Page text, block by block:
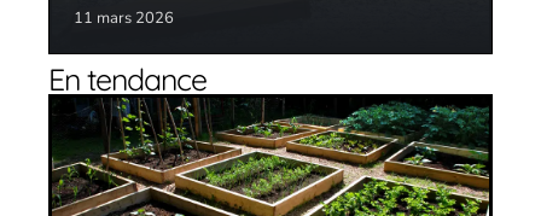
11 mars 2026
En tendance